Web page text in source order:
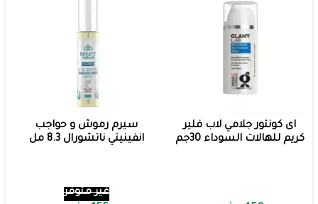
اى كونتور جلامي لاب فلير
كريم للهالات السوداء 30جم
سيرم رموش و حواجب
انفينيتي ناتشورال 8.3 مل
غير متوفر